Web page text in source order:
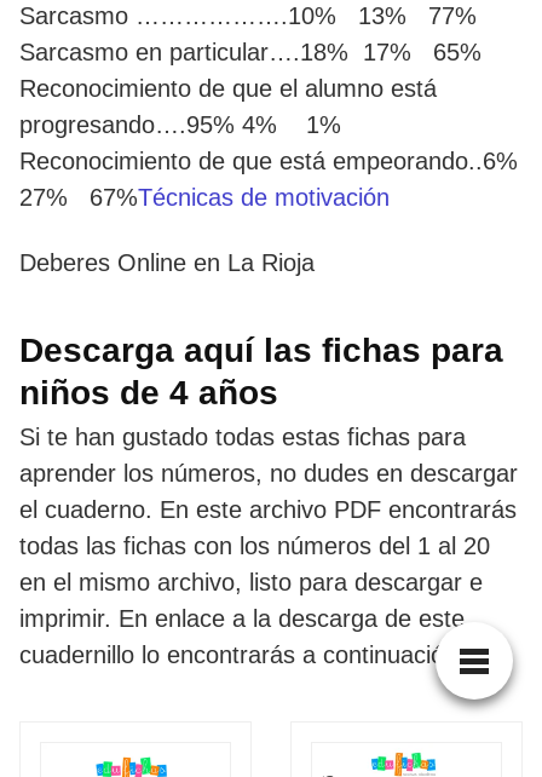
Sarcasmo ……………….10% 13% 77%
Sarcasmo en particular….18% 17% 65%
Reconocimiento de que el alumno está
progresando….95% 4% 1%
Reconocimiento de que está empeorando..6%
27% 67%Técnicas de motivación
Deberes Online en La Rioja
Descarga aquí las fichas para
niños de 4 años
Si te han gustado todas estas fichas para
aprender los números, no dudes en descargar
el cuaderno. En este archivo PDF encontrarás
todas las fichas con los números del 1 al 20
en el mismo archivo, listo para descargar e
imprimir. En enlace a la descarga de este
cuadernillo lo encontrarás a continuación.